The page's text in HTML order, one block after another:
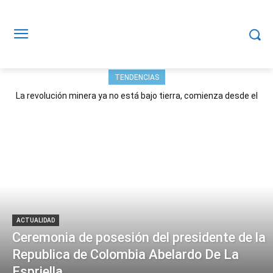
TENDENCIAS
La revolución minera ya no está bajo tierra, comienza desde el
ACTUALIDAD
Ceremonia de posesión del presidente de la
Republica de Colombia Abelardo De La